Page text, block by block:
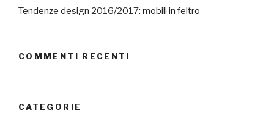
Tendenze design 2016/2017: mobili in feltro
COMMENTI RECENTI
CATEGORIE